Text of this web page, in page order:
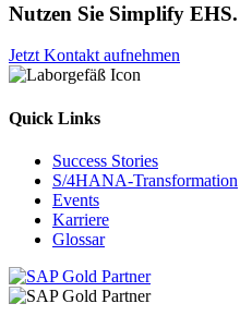
Nutzen Sie Simplify EHS.
Jetzt Kontakt aufnehmen
Quick Links
Success Stories
S/4HANA-Transformation
Events
Karriere
Glossar